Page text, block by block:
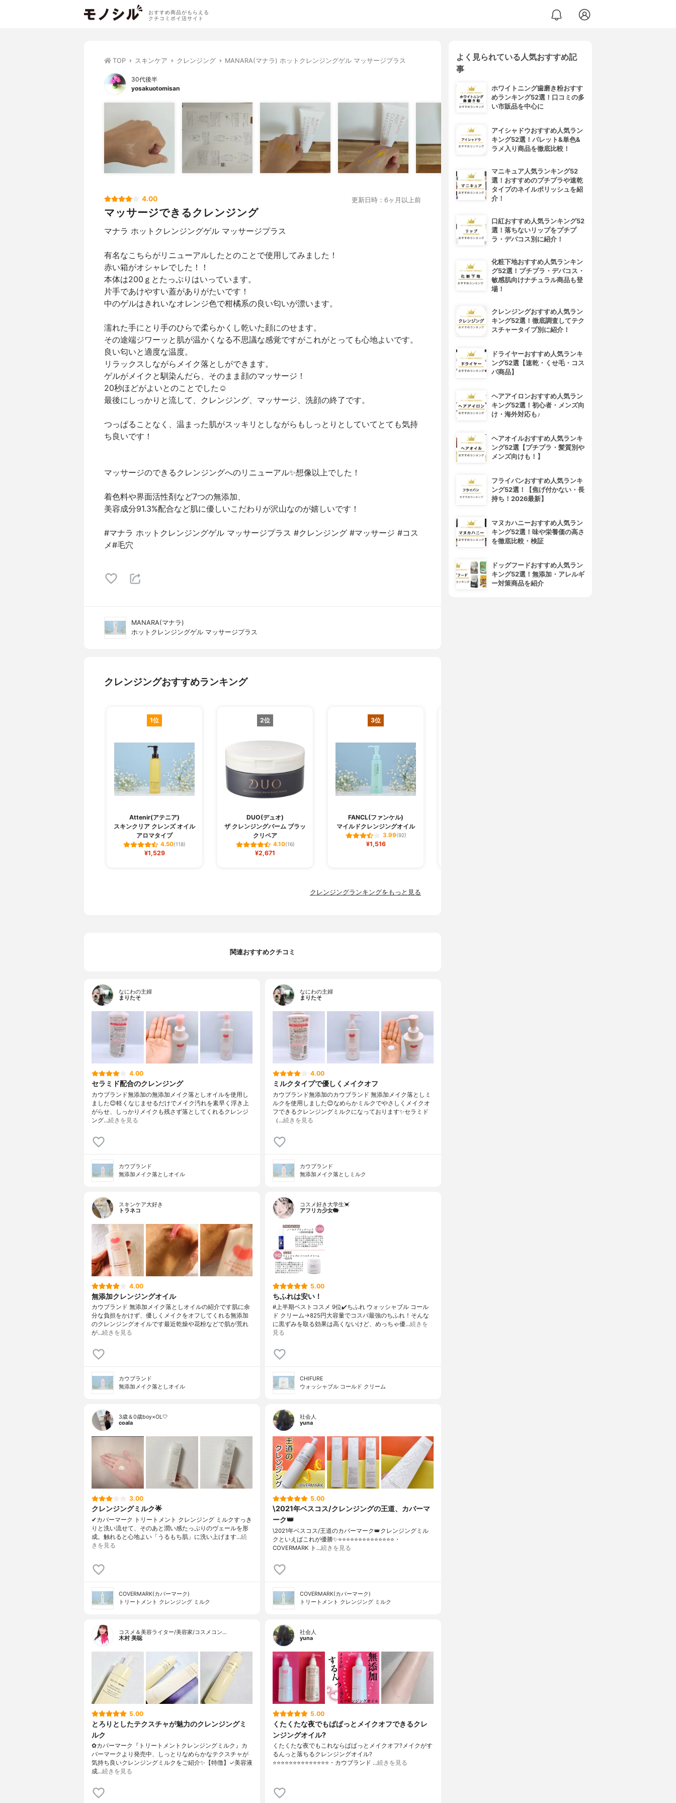
おすすめ商品がもらえる
クチコミポイ活サイト
TOP スキンケア クレンジング MANARA(マナラ) ホットクレンジングゲル マッサージプラス
30代後半
yosakuotomisan
4.00 更新日時：6ヶ月以上前
マッサージできるクレンジング
マナラ ホットクレンジングゲル マッサージプラス
有名なこちらがリニューアルしたとのことで使用してみました！
赤い箱がオシャレでした！！
本体は200ｇとたっぷりはいっています。
片手であけやすい蓋がありがたいです！
中のゲルはきれいなオレンジ色で柑橘系の良い匂いが漂います。
濡れた手にとり手のひらで柔らかくし乾いた顔にのせます。
その途端ジワーッと肌が温かくなる不思議な感覚ですがこれがとっても心地よいです。
良い匂いと適度な温度。
リラックスしながらメイク落としができます。
ゲルがメイクと馴染んだら、そのまま顔のマッサージ！
20秒ほどがよいとのことでした☺
最後にしっかりと流して、クレンジング、マッサージ、洗顔の終了です。
つっぱることなく、温まった肌がスッキリとしながらもしっとりとしていてとても気持
ち良いです！
マッサージのできるクレンジングへのリニューアル✨想像以上でした！
着色料や界面活性剤など7つの無添加、
美容成分91.3%配合など肌に優しいこだわりが沢山なのが嬉しいです！
#マナラ ホットクレンジングゲル マッサージプラス #クレンジング #マッサージ #コス
メ#毛穴
MANARA(マナラ)
ホットクレンジングゲル マッサージプラス
クレンジングおすすめランキング
1位
Attenir(アテニア)
スキンクリア クレンズ オイル
アロマタイプ
4.50(118)
¥1,529
2位
DUO(デュオ)
ザ クレンジングバーム ブラッ
クリペア
4.10(16)
¥2,671
3位
FANCL(ファンケル)
マイルドクレンジングオイル
3.99(92)
¥1,516
クレンジングランキングをもっと見る
関連おすすめクチコミ
なにわの主婦
まりたそ
4.00
セラミド配合のクレンジング
カウブランド無添加の無添加メイク落としオイルを使用し
ました😊軽くなじませるだけでメイク汚れを素早く浮き上
がらせ、しっかりメイクも残さず落としてくれるクレンジ
ング…続きを見る
カウブランド
無添加メイク落としオイル
なにわの主婦
まりたそ
4.00
ミルクタイプで優しくメイクオフ
カウブランド無添加のカウブランド 無添加メイク落としミ
ルクを使用しました😊なめらかミルクでやさしくメイクオ
フできるクレンジングミルクになっております✨セラミド
（…続きを見る
カウブランド
無添加メイク落としミルク
スキンケア大好き
トラネコ
4.00
無添加クレンジングオイル
カウブランド 無添加メイク落としオイルの紹介です肌に余
分な負担をかけず、優しくメイクをオフしてくれる無添加
のクレンジングオイルです最近乾燥や花粉などで肌が荒れ
が…続きを見る
カウブランド
無添加メイク落としオイル
コスメ好き大学生💓
アフリカ少女🐘
5.00
ちふれは安い！
#上半期ベストコスメ 9位✔️ちふれ ウォッシャブル コール
ド クリーム→825円大容量でコスパ最強のちふれ！そんな
に黒ずみを取る効果は高くないけど、めっちゃ優…続きを
見る
CHIFURE
ウォッシャブル コールド クリーム
3歳＆0歳boy×OL🤍
coala
3.00
クレンジングミルク🌟
✔︎カバーマーク トリートメント クレンジング ミルクすっき
りと洗い流せて、そのあと潤い感たっぷりのヴェールを形
成。触れると心地よい「うるもち肌」に洗い上げます…続
きを見る
COVERMARK(カバーマーク)
トリートメント クレンジング ミルク
社会人
yuna
5.00
\2021年ベスコス/クレンジングの王道、カバーマ
ーク👑
\2021年ベスコス/王道のカバーマーク👑クレンジングミル
クといえばこれが優勝✨⭐️⭐️⭐️⭐️⭐️⭐️⭐️⭐️⭐️⭐️⭐️⭐️⭐️⭐️・
COVERMARK ト…続きを見る
COVERMARK(カバーマーク)
トリートメント クレンジング ミルク
コスメ＆美容ライター/美容家/コスメコン…
木村 美聡
5.00
とろりとしたテクスチャが魅力のクレンジングミ
ルク
✿カバーマーク『トリートメントクレンジングミルク』カ
バーマークより発売中、しっとりなめらかなテクスチャが
気持ち良いクレンジングミルクをご紹介✨【特徴】✓美容液
成…続きを見る
社会人
yuna
5.00
くたくたな夜でもぱぱっとメイクオフできるクレ
ンジングオイル?
くたくたな夜でもこれならぱぱっとメイクオフ?メイクがす
るんっと落ちるクレンジングオイル?
⭐️⭐️⭐️⭐️⭐️⭐️⭐️⭐️⭐️⭐️⭐️⭐️⭐️⭐️・カウブランド …続きを見る
よく見られている人気おすすめ記
事
ホワイトニング歯磨き粉おすす
めランキング52選！口コミの多
い市販品を中心に
アイシャドウおすすめ人気ラン
キング52選！パレット&単色&
ラメ入り商品を徹底比較！
マニキュア人気ランキング52
選！おすすめのプチプラや速乾
タイプのネイルポリッシュを紹
介！
口紅おすすめ人気ランキング52
選！落ちないリップをプチプ
ラ・デパコス別に紹介！
化粧下地おすすめ人気ランキン
グ52選！プチプラ・デパコス・
敏感肌向けナチュラル商品も登
場！
クレンジングおすすめ人気ラン
キング52選！徹底調査してテク
スチャータイプ別に紹介！
ドライヤーおすすめ人気ランキ
ング52選【速乾・くせ毛・コス
パ商品】
ヘアアイロンおすすめ人気ラン
キング52選！初心者・メンズ向
け・海外対応も♪
ヘアオイルおすすめ人気ランキ
ング52選【プチプラ・髪質別や
メンズ向けも！】
フライパンおすすめ人気ランキ
ング52選！【焦げ付かない・長
持ち！2026最新】
マヌカハニーおすすめ人気ラン
キング52選！味や栄養価の高さ
を徹底比較・検証
ドッグフードおすすめ人気ラン
キング52選！無添加・アレルギ
ー対策商品を紹介